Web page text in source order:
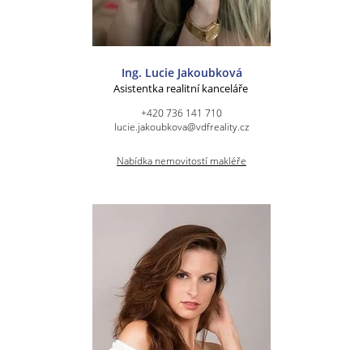
Ing. Lucie Jakoubková
Asistentka realitní kanceláře
+420 736 141 710
lucie.jakoubkova@vdfreality.cz
Nabídka nemovitostí makléře